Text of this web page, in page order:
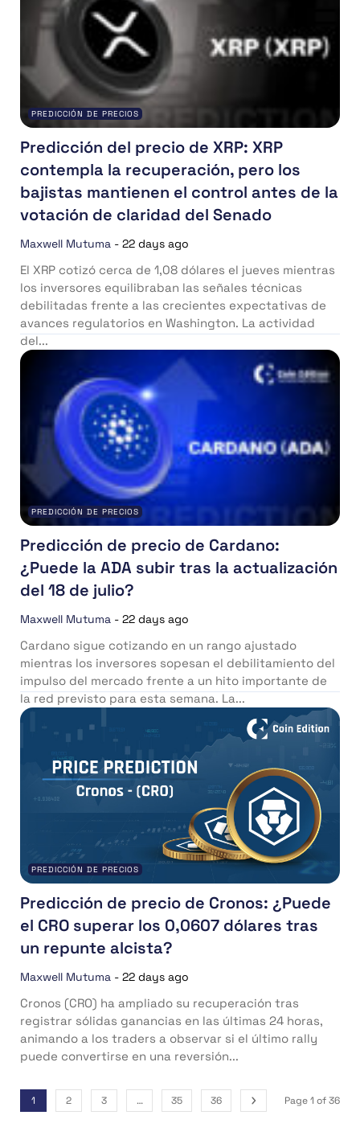
PREDICCIÓN DE PRECIOS
Predicción del precio de XRP: XRP
contempla la recuperación, pero los
bajistas mantienen el control antes de la
votación de claridad del Senado
Maxwell Mutuma - 22 days ago
El XRP cotizó cerca de 1,08 dólares el jueves mientras
los inversores equilibraban las señales técnicas
debilitadas frente a las crecientes expectativas de
avances regulatorios en Washington. La actividad
del...
PREDICCIÓN DE PRECIOS
Predicción de precio de Cardano:
¿Puede la ADA subir tras la actualización
del 18 de julio?
Maxwell Mutuma - 22 days ago
Cardano sigue cotizando en un rango ajustado
mientras los inversores sopesan el debilitamiento del
impulso del mercado frente a un hito importante de
la red previsto para esta semana. La...
PREDICCIÓN DE PRECIOS
Predicción de precio de Cronos: ¿Puede
el CRO superar los 0,0607 dólares tras
un repunte alcista?
Maxwell Mutuma - 22 days ago
Cronos (CRO) ha ampliado su recuperación tras
registrar sólidas ganancias en las últimas 24 horas,
animando a los traders a observar si el último rally
puede convertirse en una reversión...
1 2 3 … 35 36 Page 1 of 36